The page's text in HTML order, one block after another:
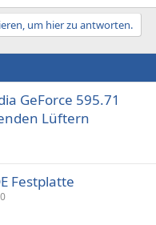
um hier zu antworten.
GeForce 595.71
Lüftern
Festplatte